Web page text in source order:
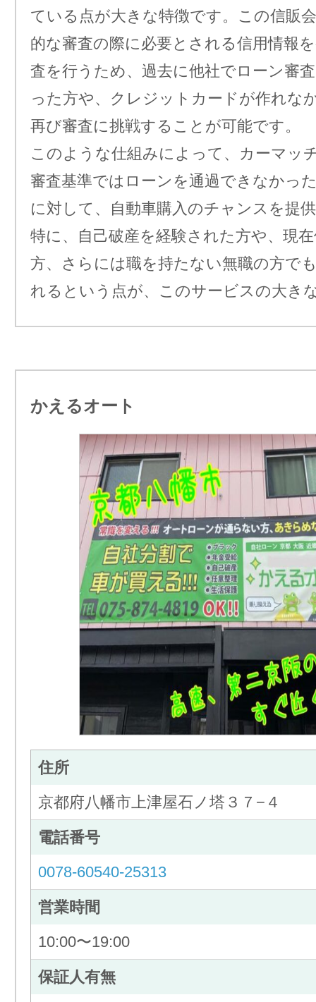
ている点が大きな特徴です。この信販
的な審査の際に必要とされる信用情報
査を行うため、過去に他社でローン審
った方や、クレジットカードが作れな
再び審査に挑戦することが可能です。
このような仕組みによって、カーマッ
審査基準ではローンを通過できなかっ
に対して、自動車購入のチャンスを提
特に、自己破産を経験された方や、現
方、さらには職を持たない無職の方で
れるという点が、このサービスの大き
かえるオート
住所
京都府八幡市上津屋石ノ塔３７−４
電話番号
0078-60540-25313
営業時間
10:00〜19:00
保証人有無